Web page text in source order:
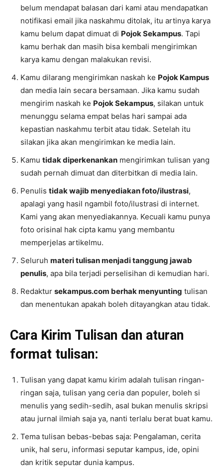
belum mendapat balasan dari kami atau mendapatkan
notifikasi email jika naskahmu ditolak, itu artinya karya
kamu belum dapat dimuat di Pojok Sekampus. Tapi
kamu berhak dan masih bisa kembali mengirimkan
karya kamu dengan malakukan revisi.
Kamu dilarang mengirimkan naskah ke Pojok Kampus
dan media lain secara bersamaan. Jika kamu sudah
mengirim naskah ke Pojok Sekampus, silakan untuk
menunggu selama empat belas hari sampai ada
kepastian naskahmu terbit atau tidak. Setelah itu
silakan jika akan mengirimkan ke media lain.
Kamu tidak diperkenankan mengirimkan tulisan yang
sudah pernah dimuat dan diterbitkan di media lain.
Penulis tidak wajib menyediakan foto/ilustrasi,
apalagi yang hasil ngambil foto/ilustrasi di internet.
Kami yang akan menyediakannya. Kecuali kamu punya
foto orisinal hak cipta kamu yang membantu
memperjelas artikelmu.
Seluruh materi tulisan menjadi tanggung jawab
penulis, apa bila terjadi perselisihan di kemudian hari.
Redaktur sekampus.com berhak menyunting tulisan
dan menentukan apakah boleh ditayangkan atau tidak.
Cara Kirim Tulisan dan aturan
format tulisan:
Tulisan yang dapat kamu kirim adalah tulisan ringan-
ringan saja, tulisan yang ceria dan populer, boleh si
menulis yang sedih-sedih, asal bukan menulis skripsi
atau jurnal ilmiah saja ya, nanti terlalu berat buat kamu.
Tema tulisan bebas-bebas saja: Pengalaman, cerita
unik, hal seru, informasi seputar kampus, ide, opini
dan kritik seputar dunia kampus.